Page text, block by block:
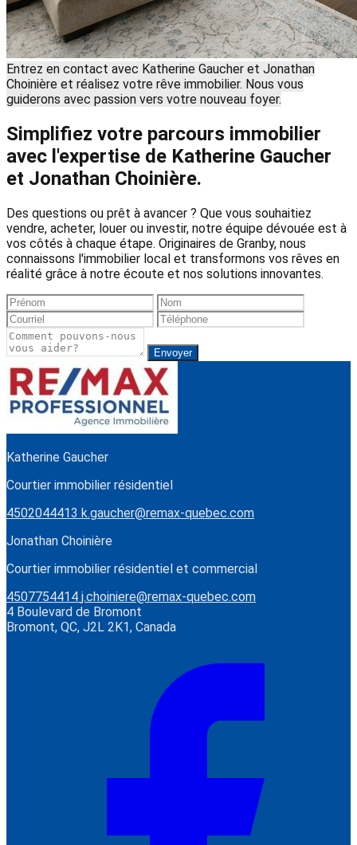
Entrez en contact avec Katherine Gaucher et Jonathan
Choinière et réalisez votre rêve immobilier. Nous vous
guiderons avec passion vers votre nouveau foyer.
Simplifiez votre parcours immobilier
avec l'expertise de Katherine Gaucher
et Jonathan Choinière.
Des questions ou prêt à avancer ? Que vous souhaitiez
vendre, acheter, louer ou investir, notre équipe dévouée est à
vos côtés à chaque étape. Originaires de Granby, nous
connaissons l'immobilier local et transformons vos rêves en
réalité grâce à notre écoute et nos solutions innovantes.
Envoyer
Katherine Gaucher
Courtier immobilier résidentiel
4502044413 k.gaucher@remax-quebec.com
Jonathan Choinière
Courtier immobilier résidentiel et commercial
4507754414 j.choiniere@remax-quebec.com
4 Boulevard de Bromont
Bromont, QC, J2L 2K1, Canada